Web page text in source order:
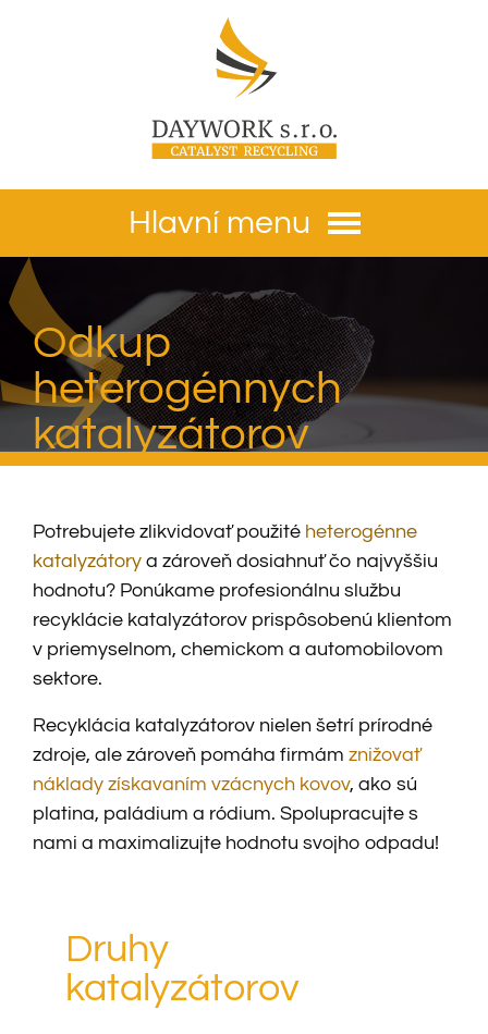
Hlavní menu
Odkup
heterogénnych
katalyzátorov
Potrebujete zlikvidovať použité heterogénne
katalyzátory a zároveň dosiahnuť čo najvyššiu
hodnotu? Ponúkame profesionálnu službu
recyklácie katalyzátorov prispôsobenú klientom
v priemyselnom, chemickom a automobilovom
sektore.
Recyklácia katalyzátorov nielen šetrí prírodné
zdroje, ale zároveň pomáha firmám znižovať
náklady získavaním vzácnych kovov, ako sú
platina, paládium a ródium. Spolupracujte s
nami a maximalizujte hodnotu svojho odpadu!
Druhy
katalyzátorov